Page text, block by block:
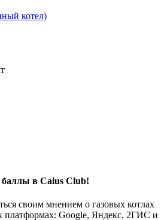
котел)
в Caius Club!
своим мнением о газовых котлах
платформах: Google, Яндекс, 2ГИС и